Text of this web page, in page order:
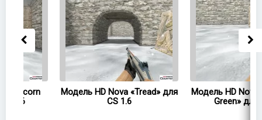
Модель HD Nova «Tread» для
Модель HD Nova
Green» для CS 1.6